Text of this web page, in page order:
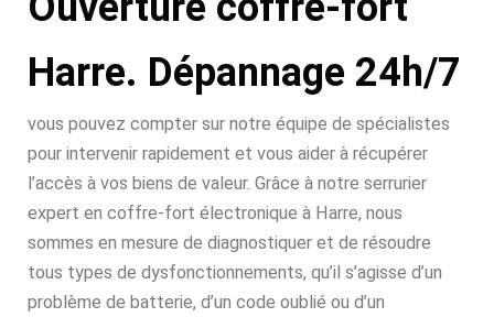
Harre. Dépannage 24h/7
vous pouvez compter sur notre équipe de spécialistes
pour intervenir rapidement et vous aider à récupérer
l’accès à vos biens de valeur. Grâce à notre serrurier
expert en coffre-fort électronique à Harre, nous
sommes en mesure de diagnostiquer et de résoudre
tous types de dysfonctionnements, qu’il s’agisse d’un
problème de batterie, d’un code oublié ou d’un